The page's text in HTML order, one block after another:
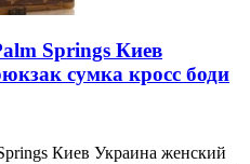
Springs Киев
сумка кросс боди
Киев Украина женский